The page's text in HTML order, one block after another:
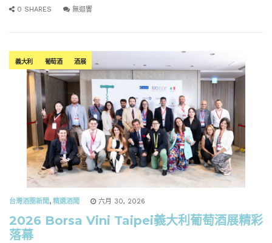
0 SHARES 無迴響
義大利 葡萄酒 酒展
台灣酒圈新聞, 精選酒聞 六月 30, 2026
2026 Borsa Vini Taipei義大利葡萄酒展精彩
落幕